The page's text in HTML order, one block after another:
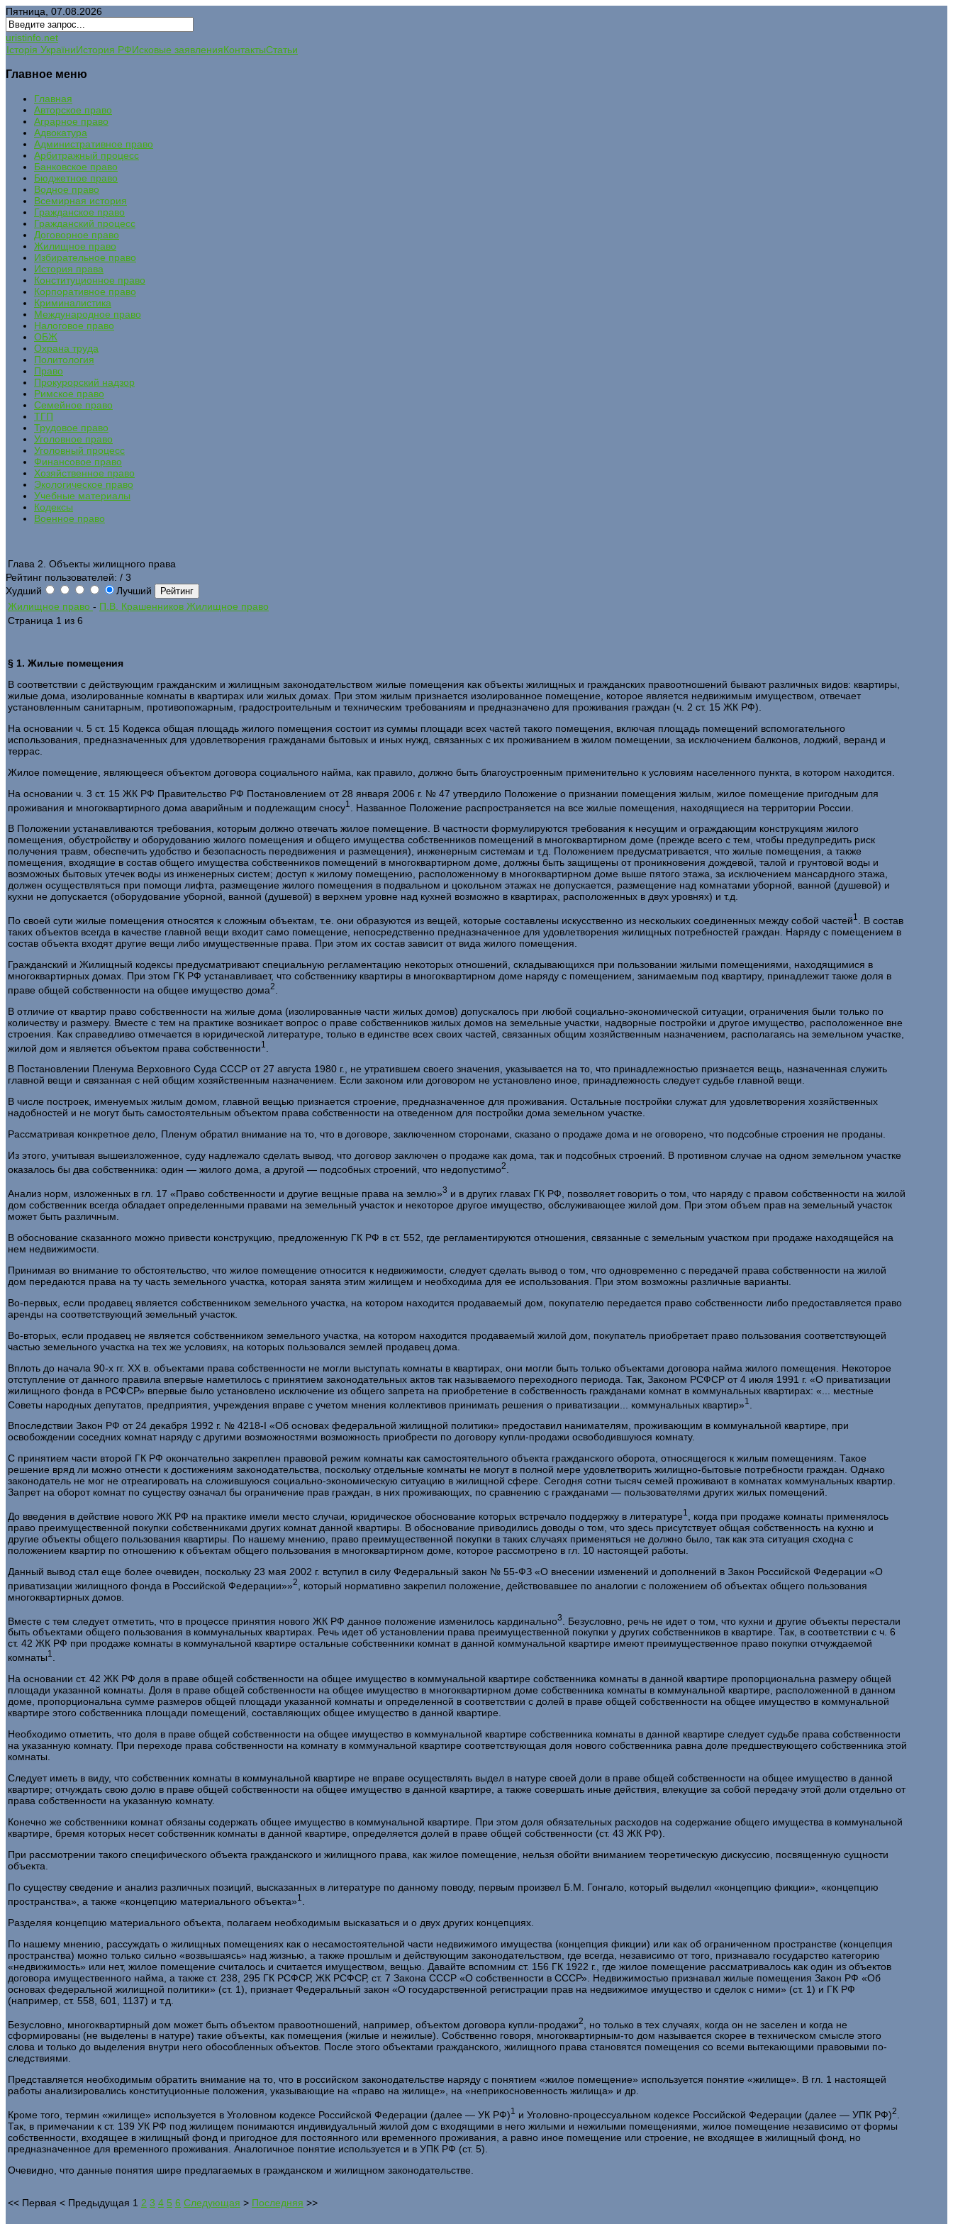
Пятница, 07.08.2026
uristinfo.net
Історія УкраїниИстория РФИсковые заявленияКонтактыСтатьи
Главное меню
Главная
Авторское право
Аграрное право
Адвокатура
Административное право
Арбитражный процесс
Банковское право
Бюджетное право
Водное право
Всемирная история
Гражданское право
Гражданский процесс
Договорное право
Жилищное право
Избирательное право
История права
Конституционное право
Корпоративное право
Криминалистика
Международное право
Налоговое право
ОБЖ
Охрана труда
Политология
Право
Прокурорский надзор
Римское право
Семейное право
ТГП
Трудовое право
Уголовное право
Уголовный процесс
Финансовое право
Хозяйственное право
Экологическое право
Учебные материалы
Кодексы
Военное право
Глава 2. Объекты жилищного права
Рейтинг пользователей: / 3
Худший
Лучший
Жилищное право - П.В. Крашенников Жилищное право
Страница 1 из 6
§ 1. Жилые помещения
В соответствии с действующим гражданским и жилищным законо­дательством жилые помещения как объекты жилищных и гражданских правоотношений бывают различных видов: квартиры,
жилые дома, изолированные комнаты в квартирах или жилых домах. При этом жилым признается изолированное помещение, которое является не­движимым имуществом, отвечает
установленным санитарным, проти­вопожарным, градостроительным и техническим требованиям и пред­назначено для проживания граждан (ч. 2 ст. 15 ЖК РФ).
На основании ч. 5 ст. 15 Кодекса общая площадь жилого помещения состоит из суммы площади всех частей такого помещения, включая площадь помещений вспомогательного
использования, предназначен­ных для удовлетворения гражданами бытовых и иных нужд, связанных с их проживанием в жилом помещении, за исключением балконов, лоджий, веранд и
террас.
Жилое помещение, являющееся объектом договора социального найма, как правило, должно быть благоустроенным применительно к условиям населенного пункта, в котором находится.
На основании ч. 3 ст. 15 ЖК РФ Правительство РФ Постановле­нием от 28 января 2006 г. № 47 утвердило Положение о признании помещения жилым, жилое помещение пригодным для
проживания и многоквартирного дома аварийным и подлежащим сносу1
. Названное Положение распространяется на все жилые помещения, находящиеся на территории России.
В Положении устанавливаются требования, которым должно от­вечать жилое помещение. В частности формулируются требования к несущим и ограждающим конструкциям жилого
помещения, обу­стройству и оборудованию жилого помещения и общего имущества собственников помещений в многоквартирном доме (прежде всего с тем, чтобы предупредить риск
получения травм, обеспечить удобство и безопасность передвижения и размещения), инженерным системам и т.д. Положением предусматривается, что жилые помещения, а так­же
помещения, входящие в состав общего имущества собственников помещений в многоквартирном доме, должны быть защищены от про­никновения дождевой, талой и грунтовой воды и
возможных бытовых утечек воды из инженерных систем; доступ к жилому помещению, расположенному в многоквартирном доме выше пятого этажа, за ис­ключением мансардного этажа,
должен осуществляться при помощи лифта, размещение жилого помещения в подвальном и цокольном этажах не допускается, размещение над комнатами уборной, ванной (душевой) и
кухни не допускается (оборудование уборной, ванной (душевой) в верхнем уровне над кухней возможно в квартирах, рас­положенных в двух уровнях) и т.д.
По своей сути жилые помещения относятся к сложным объектам, т.е. они образуются из вещей, которые составлены искусственно из не­скольких соединенных между собой частей1
. В состав
таких объектов всегда в качестве главной вещи входит само помещение, непосредст­венно предназначенное для удовлетворения жилищных потребностей граждан. Наряду с помещением в
состав объекта входят другие вещи либо имущественные права. При этом их состав зависит от вида жи­лого помещения.
Гражданский и Жилищный кодексы предусматривают специальную регламентацию некоторых отношений, складывающихся при поль­зовании жилыми помещениями, находящимися в
многоквартирных домах. При этом ГК РФ устанавливает, что собственнику квартиры в многоквартирном доме наряду с помещением, занимаемым под квар­тиру, принадлежит также доля в
праве общей собственности на общее имущество дома2
В отличие от квартир право собственности на жилые дома (изолиро­ванные части жилых домов) допускалось при любой социально-эконо­мической ситуации, ограничения были только по
количеству и разме­ру. Вместе с тем на практике возникает вопрос о праве собственников жилых домов на земельные участки, надворные постройки и другое имущество, расположенное вне
строения. Как справедливо отмечается в юридической литературе, только в единстве всех своих частей, связан­ных общим хозяйственным назначением, располагаясь на земельном участке,
жилой дом и является объектом права собственности1
В Постановлении Пленума Верховного Суда СССР от 27 августа 1980 г., не утратившем своего значения, указывается на то, что при­надлежностью признается вещь, назначенная служить
главной вещи и связанная с ней общим хозяйственным назначением. Если законом или договором не установлено иное, принадлежность следует судьбе главной вещи.
В числе построек, именуемых жилым домом, главной вещью при­знается строение, предназначенное для проживания. Остальные по­стройки служат для удовлетворения хозяйственных
надобностей и не могут быть самостоятельным объектом права собственности на отве­денном для постройки дома земельном участке.
Рассматривая конкретное дело, Пленум обратил внимание на то, что в договоре, заключенном сторонами, сказано о продаже дома и не оговорено, что подсобные строения не проданы.
Из этого, учитывая вышеизложенное, суду надлежало сделать вы­вод, что договор заключен о продаже как дома, так и подсобных строе­ний. В противном случае на одном земельном участке
оказалось бы два собственника: один — жилого дома, а другой — подсобных строений, что недопустимо2
Анализ норм, изложенных в гл. 17 «Право собственности и другие вещные права на землю»3 и в других главах ГК РФ, позволяет говорить о том, что наряду с правом собственности на жилой
дом собственник всегда обладает определенными правами на земельный участок и неко­торое другое имущество, обслуживающее жилой дом. При этом объем прав на земельный участок
может быть различным.
В обоснование сказанного можно привести конструкцию, предложен­ную ГК РФ в ст. 552, где регламентируются отношения, связанные с зе­мельным участком при продаже находящейся на
нем недвижимости.
Принимая во внимание то обстоятельство, что жилое помещение относится к недвижимости, следует сделать вывод о том, что одно­временно с передачей права собственности на жилой
дом передаются права на ту часть земельного участка, которая занята этим жилищем и необходима для ее использования. При этом возможны различные варианты.
Во-первых, если продавец является собственником земельного участка, на котором находится продаваемый дом, покупателю переда­ется право собственности либо предоставляется право
аренды на со­ответствующий земельный участок.
Во-вторых, если продавец не является собственником земельного участка, на котором находится продаваемый жилой дом, покупатель при­обретает право пользования соответствующей
частью земельного участка на тех же условиях, на которых пользовался землей продавец дома.
Вплоть до начала 90-х гг. XX в. объектами права собственности не могли выступать комнаты в квартирах, они могли быть только объ­ектами договора найма жилого помещения. Некоторое
отступление от данного правила впервые наметилось с принятием законодательных актов так называемого переходного периода. Так, Законом РСФСР от 4 июля 1991 г. «О приватизации
жилищного фонда в РСФСР» впер­вые было установлено исключение из общего запрета на приобретение в собственность гражданами комнат в коммунальных квартирах: «... местные
Советы народных депутатов, предприятия, учреждения вправе с учетом мнения коллективов принимать решения о приватизации... коммунальных квартир»1
Впоследствии Закон РФ от 24 декабря 1992 г. № 4218-I «Об основах федеральной жилищной политики» предоставил нанимателям, про­живающим в коммунальной квартире, при
освобождении соседних комнат наряду с другими возможностями возможность приобрести по договору купли-продажи освободившуюся комнату.
С принятием части второй ГК РФ окончательно закреплен пра­вовой режим комнаты как самостоятельного объекта гражданского оборота, относящегося к жилым помещениям. Такое
решение вряд ли можно отнести к достижениям законодательства, поскольку отдельные комнаты не могут в полной мере удовлетворить жилищно-бытовые потребности граждан. Однако
законодатель не мог не отреагировать на сложившуюся социально-экономическую ситуацию в жилищной сфере. Сегодня сотни тысяч семей проживают в комнатах коммуналь­ных квартир.
Запрет на оборот комнат по существу означал бы огра­ничение прав граждан, в них проживающих, по сравнению с гражда­нами — пользователями других жилых помещений.
До введения в действие нового ЖК РФ на практике имели место случаи, юридическое обоснование которых встречало поддержку в ли­тературе1
, когда при продаже комнаты применялось
право преимуще­ственной покупки собственниками других комнат данной квартиры. В обоснование приводились доводы о том, что здесь присутствует общая собственность на кухню и
другие объекты общего пользования квартиры. По нашему мнению, право преимущественной покупки в та­ких случаях применяться не должно было, так как эта ситуация сходна с
положением квартир по отношению к объектам общего пользования в многоквартирном доме, которое рассмотрено в гл. 10 настоящей работы.
Данный вывод стал еще более очевиден, поскольку 23 мая 2002 г. вступил в силу Федеральный закон № 55-ФЗ «О внесении измене­ний и дополнений в Закон Российской Федерации «О
приватизации жилищного фонда в Российской Федерации»»2
, который норматив­но закрепил положение, действовавшее по аналогии с положением об объектах общего пользования
многоквартирных домов.
Вместе с тем следует отметить, что в процессе принятия нового ЖК РФ данное положение изменилось кардинально3
. Безусловно, речь не идет о том, что кухни и другие объекты перестали
быть объектами общего пользования в коммунальных квартирах. Речь идет об уста­новлении права преимущественной покупки у других собственников в квартире. Так, в соответствии с ч. 6
ст. 42 ЖК РФ при продаже комнаты в коммунальной квартире остальные собственники комнат в данной коммунальной квартире имеют преимущественное право покупки отчуждаемой
комнаты1
На основании ст. 42 ЖК РФ доля в праве общей собственности на общее имущество в коммунальной квартире собственника комнаты в данной квартире пропорциональна размеру общей
площади указан­ной комнаты. Доля в праве общей собственности на общее имущест­во в многоквартирном доме собственника комнаты в коммунальной квартире, расположенной в данном
доме, пропорциональна сумме размеров общей площади указанной комнаты и определенной в со­ответствии с долей в праве общей собственности на общее имущество в коммунальной
квартире этого собственника площади помещений, составляющих общее имущество в данной квартире.
Необходимо отметить, что доля в праве общей собственности на общее имущество в коммунальной квартире собственника комнаты в данной квартире следует судьбе права собственности
на указанную комнату. При переходе права собственности на комнату в коммунальной квар­тире соответствующая доля нового собственника равна доле предше­ствующего собственника этой
комнаты.
Следует иметь в виду, что собственник комнаты в коммунальной квартире не вправе осуществлять выдел в натуре своей доли в праве общей собственности на общее имущество в данной
квартире; отчу­ждать свою долю в праве общей собственности на общее имущество в данной квартире, а также совершать иные действия, влекущие за со­бой передачу этой доли отдельно от
права собственности на указанную комнату.
Конечно же собственники комнат обязаны содержать общее имуще­ство в коммунальной квартире. При этом доля обязательных расходов на содержание общего имущества в коммунальной
квартире, бремя которых несет собственник комнаты в данной квартире, определяется долей в праве общей собственности (ст. 43 ЖК РФ).
При рассмотрении такого специфического объекта гражданского и жилищного права, как жилое помещение, нельзя обойти вниманием теоретическую дискуссию, посвященную сущности
объекта.
По существу сведение и анализ различных позиций, высказанных в литературе по данному поводу, первым произвел Б.М. Гонгало, ко­торый выделил «концепцию фикции», «концепцию
пространства», а также «концепцию материального объекта»1
Разделяя концепцию материального объекта, полагаем необходи­мым высказаться и о двух других концепциях.
По нашему мнению, рассуждать о жилищных помещениях как о не­самостоятельной части недвижимого имущества (концепция фикции) или как об ограниченном пространстве (концепция
пространства) мож­но только сильно «возвышаясь» над жизнью, а также прошлым и дейст­вующим законодательством, где всегда, независимо от того, признавало государство категорию
«недвижимость» или нет, жилое помещение считалось и считается имуществом, вещью. Давайте вспомним ст. 156 ГК 1922 г., где жилое помещение рассматривалось как один из объек­тов
договора имущественного найма, а также ст. 238, 295 ГК РСФСР, ЖК РСФСР, ст. 7 Закона СССР «О собственности в СССР». Недвижи­мостью признавал жилые помещения Закон РФ «Об
основах федераль­ной жилищной политики» (ст. 1), признает Федеральный закон «О го­сударственной регистрации прав на недвижимое имущество и сделок с ними» (ст. 1) и ГК РФ
(например, ст. 558, 601, 1137) и т.д.
Безусловно, многоквартирный дом может быть объектом право­отношений, например, объектом договора купли-продажи2
, но только в тех случаях, когда он не заселен и когда не
сформированы (не вы­делены в натуре) такие объекты, как помещения (жилые и нежилые). Собственно говоря, многоквартирным-то дом называется скорее в тех­ническом смысле этого
слова и только до выделения внутри него обо­собленных объектов. После этого объектами гражданского, жилищного права становятся помещения со всеми вытекающими правовыми по­
следствиями.
Представляется необходимым обратить внимание на то, что в рос­сийском законодательстве наряду с понятием «жилое помещение» используется понятие «жилище». В гл. 1 настоящей
работы анали­зировались конституционные положения, указывающие на «право на жилище», на «неприкосновенность жилища» и др.
Кроме того, термин «жилище» используется в Уголовном кодексе Российской Федерации (далее — УК РФ)1 и Уголовно-процессуальном кодексе Российской Федерации (далее — УПК РФ)2
Так, в примечании к ст. 139 УК РФ под жилищем понимаются индивидуальный жилой дом с входящими в него жилыми и нежилыми помещениями, жилое помещение независимо от формы
собственности, входящее в жилищ­ный фонд и пригодное для постоянного или временного проживания, а равно иное помещение или строение, не входящее в жилищный фонд, но
предназначенное для временного проживания. Аналогичное понятие используется и в УПК РФ (ст. 5).
Очевидно, что данные понятия шире предлагаемых в гражданском и жилищном законодательстве.
<< Первая < Предыдущая 1 2 3 4 5 6 Следующая > Последняя >>